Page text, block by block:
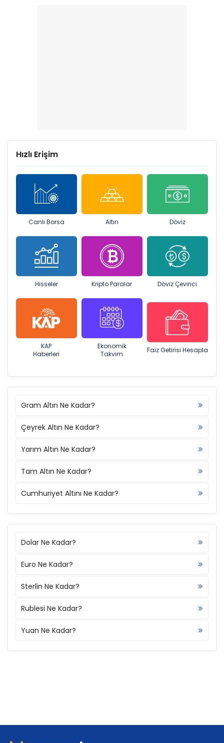
Hızlı Erişim
Canlı Borsa Altın Döviz
Hisseler Kripto Paralar Döviz Çevirici
KAP
Haberleri
Ekonomik
Takvim
Faiz Getirisi Hesapla
Gram Altın Ne Kadar?
Çeyrek Altın Ne Kadar?
Yarım Altın Ne Kadar?
Tam Altın Ne Kadar?
Cumhuriyet Altını Ne Kadar?
Dolar Ne Kadar?
Euro Ne Kadar?
Sterlin Ne Kadar?
Rublesi Ne Kadar?
Yuan Ne Kadar?